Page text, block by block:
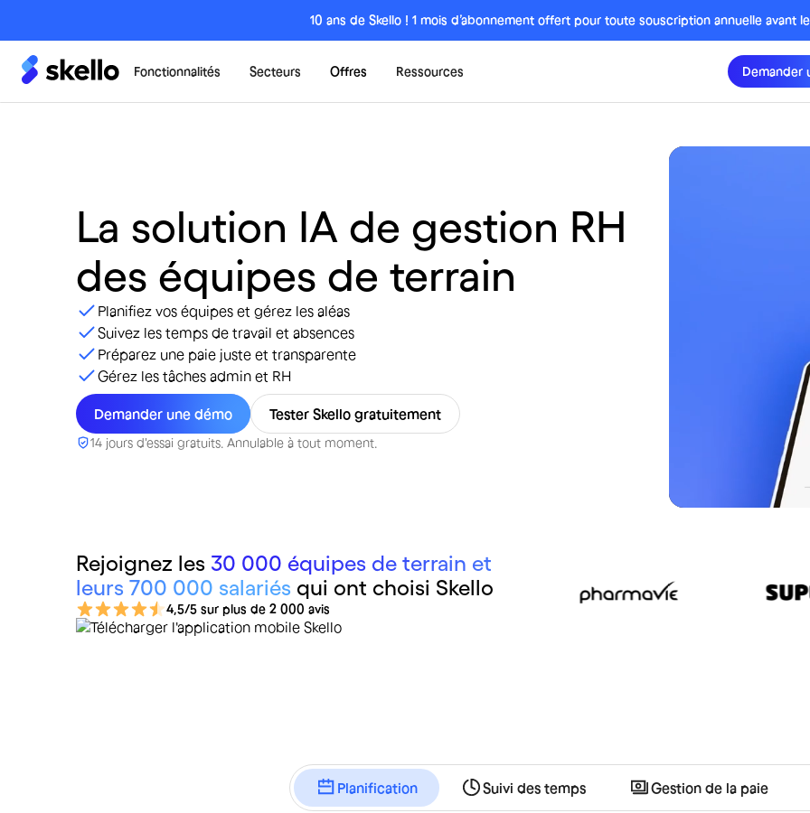
10 ans de Skello ! 1 mois d’abonnement offert pour toute souscription annuelle avant
Fonctionnalités Secteurs Offres Ressources Demander
La solution IA de gestion RH
des équipes de terrain
Planifiez vos équipes et gérez les aléas
Suivez les temps de travail et absences
Préparez une paie juste et transparente
Gérez les tâches admin et RH
Demander une démo Tester Skello gratuitement
14 jours d'essai gratuits. Annulable à tout moment.
Rejoignez les 30 000 équipes de terrain et
leurs 700 000 salariés qui ont choisi Skello
4,5/5 sur plus de 2 000 avis
Planification Suivi des temps Gestion de la paie